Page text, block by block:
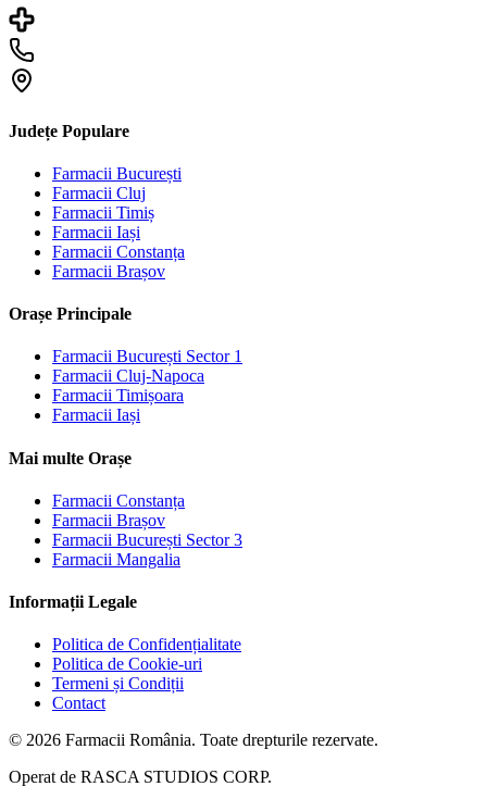
Județe Populare
Farmacii București
Farmacii Cluj
Farmacii Timiș
Farmacii Iași
Farmacii Constanța
Farmacii Brașov
Orașe Principale
Farmacii București Sector 1
Farmacii Cluj-Napoca
Farmacii Timișoara
Farmacii Iași
Mai multe Orașe
Farmacii Constanța
Farmacii Brașov
Farmacii București Sector 3
Farmacii Mangalia
Informații Legale
Politica de Confidențialitate
Politica de Cookie-uri
Termeni și Condiții
Contact
© 2026 Farmacii România. Toate drepturile rezervate.
Operat de RASCA STUDIOS CORP.